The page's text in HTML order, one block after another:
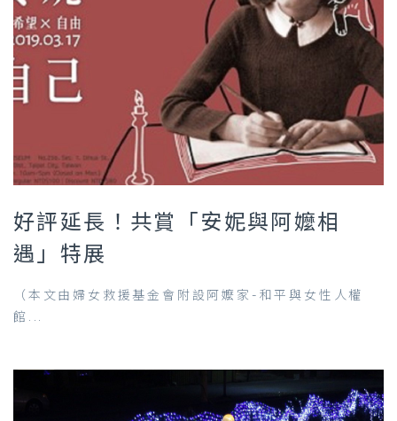
好評延長！共賞「安妮與阿嬤相
遇」特展
（本文由婦女救援基金會附設阿嬤家-和平與女性人權
館...